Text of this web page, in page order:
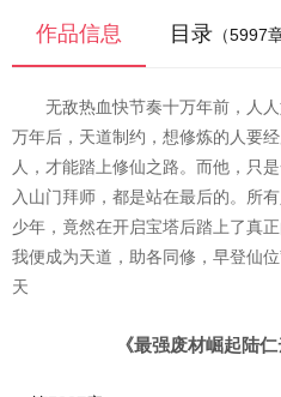
作品信息 目录 （5997
无敌热血快节奏十万年前，人
万年后，天道制约，想修炼的人要
人，才能踏上修仙之路。而他，只
入山门拜师，都是站在最后的。所
少年，竟然在开启宝塔后踏上了真
我便成为天道，助各同修，早登仙
天
《最强废材崛起陆